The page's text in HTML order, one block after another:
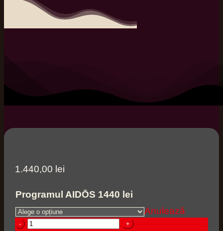
1.440,00 lei
Programul AIDŌS 1440 lei
Anulează
Cantitate